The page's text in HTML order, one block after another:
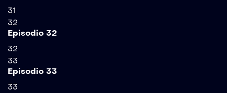
31
32
Episodio 32
32
33
Episodio 33
33